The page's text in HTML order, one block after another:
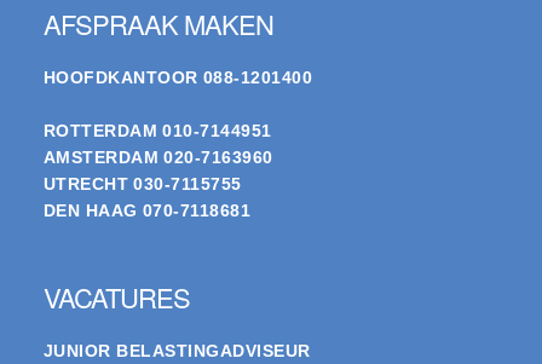
AFSPRAAK MAKEN
HOOFDKANTOOR 088-1201400
ROTTERDAM 010-7144951
AMSTERDAM 020-7163960
UTRECHT 030-7115755
DEN HAAG 070-7118681
VACATURES
JUNIOR BELASTINGADVISEUR